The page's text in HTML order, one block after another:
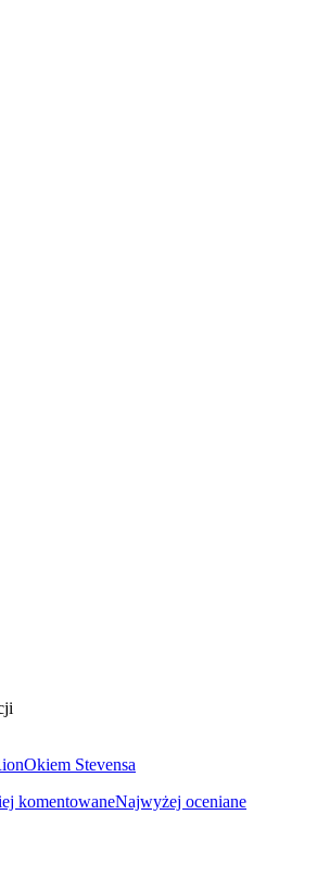
Okiem Stevensa
komentowaneNajwyżej oceniane